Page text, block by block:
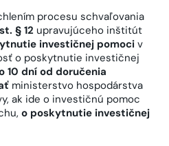
procesu schvaľovania
§ 12 upravujúceho inštitút
investičnej pomociv
o poskytnutie investičnej
10 dní od doručenia
ministerstvo hospodárstva
ak ide o investičnú pomoc
o poskytnutie investičnej